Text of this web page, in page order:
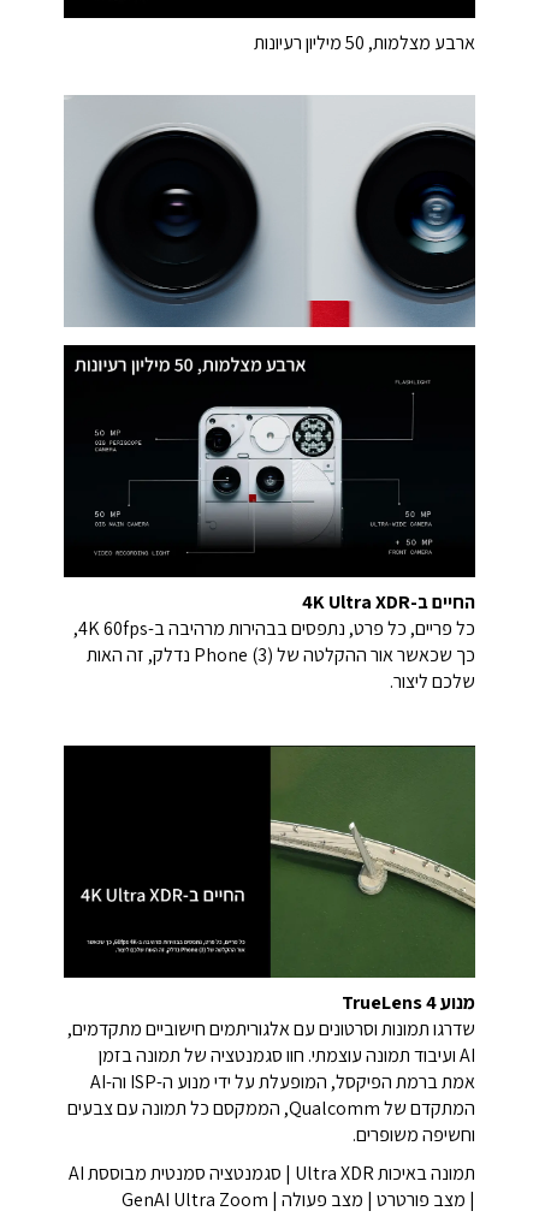
ארבע מצלמות, 50 מיליון רעיונות
החיים ב-4K Ultra XDR
כל פריים, כל פרט, נתפסים בבהירות מרהיבה ב-4K 60fps,
כך שכאשר אור ההקלטה של Phone (3) נדלק, זה האות
שלכם ליצור.
מנוע TrueLens 4
שדרגו תמונות וסרטונים עם אלגוריתמים חישוביים מתקדמים,
AI ועיבוד תמונה עוצמתי. חוו סגמנטציה של תמונה בזמן
אמת ברמת הפיקסל, המופעלת על ידי מנוע ה-ISP וה-AI
המתקדם של Qualcomm, הממקסם כל תמונה עם צבעים
וחשיפה משופרים.
תמונה באיכות Ultra XDR | סגמנטציה סמנטית מבוססת AI
| מצב פורטרט | מצב פעולה | GenAI Ultra Zoom